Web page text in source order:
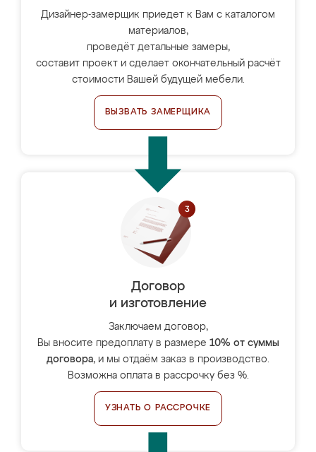
Дизайнер-замерщик приедет к Вам с каталогом
материалов,
проведёт детальные замеры,
составит проект и сделает окончательный расчёт
стоимости Вашей будущей мебели.
ВЫЗВАТЬ ЗАМЕРЩИКА
Договор
и изготовление
Заключаем договор,
Вы вносите предоплату в размере 10% от суммы
договора, и мы отдаём заказ в производство.
Возможна оплата в рассрочку без %.
УЗНАТЬ О РАССРОЧКЕ